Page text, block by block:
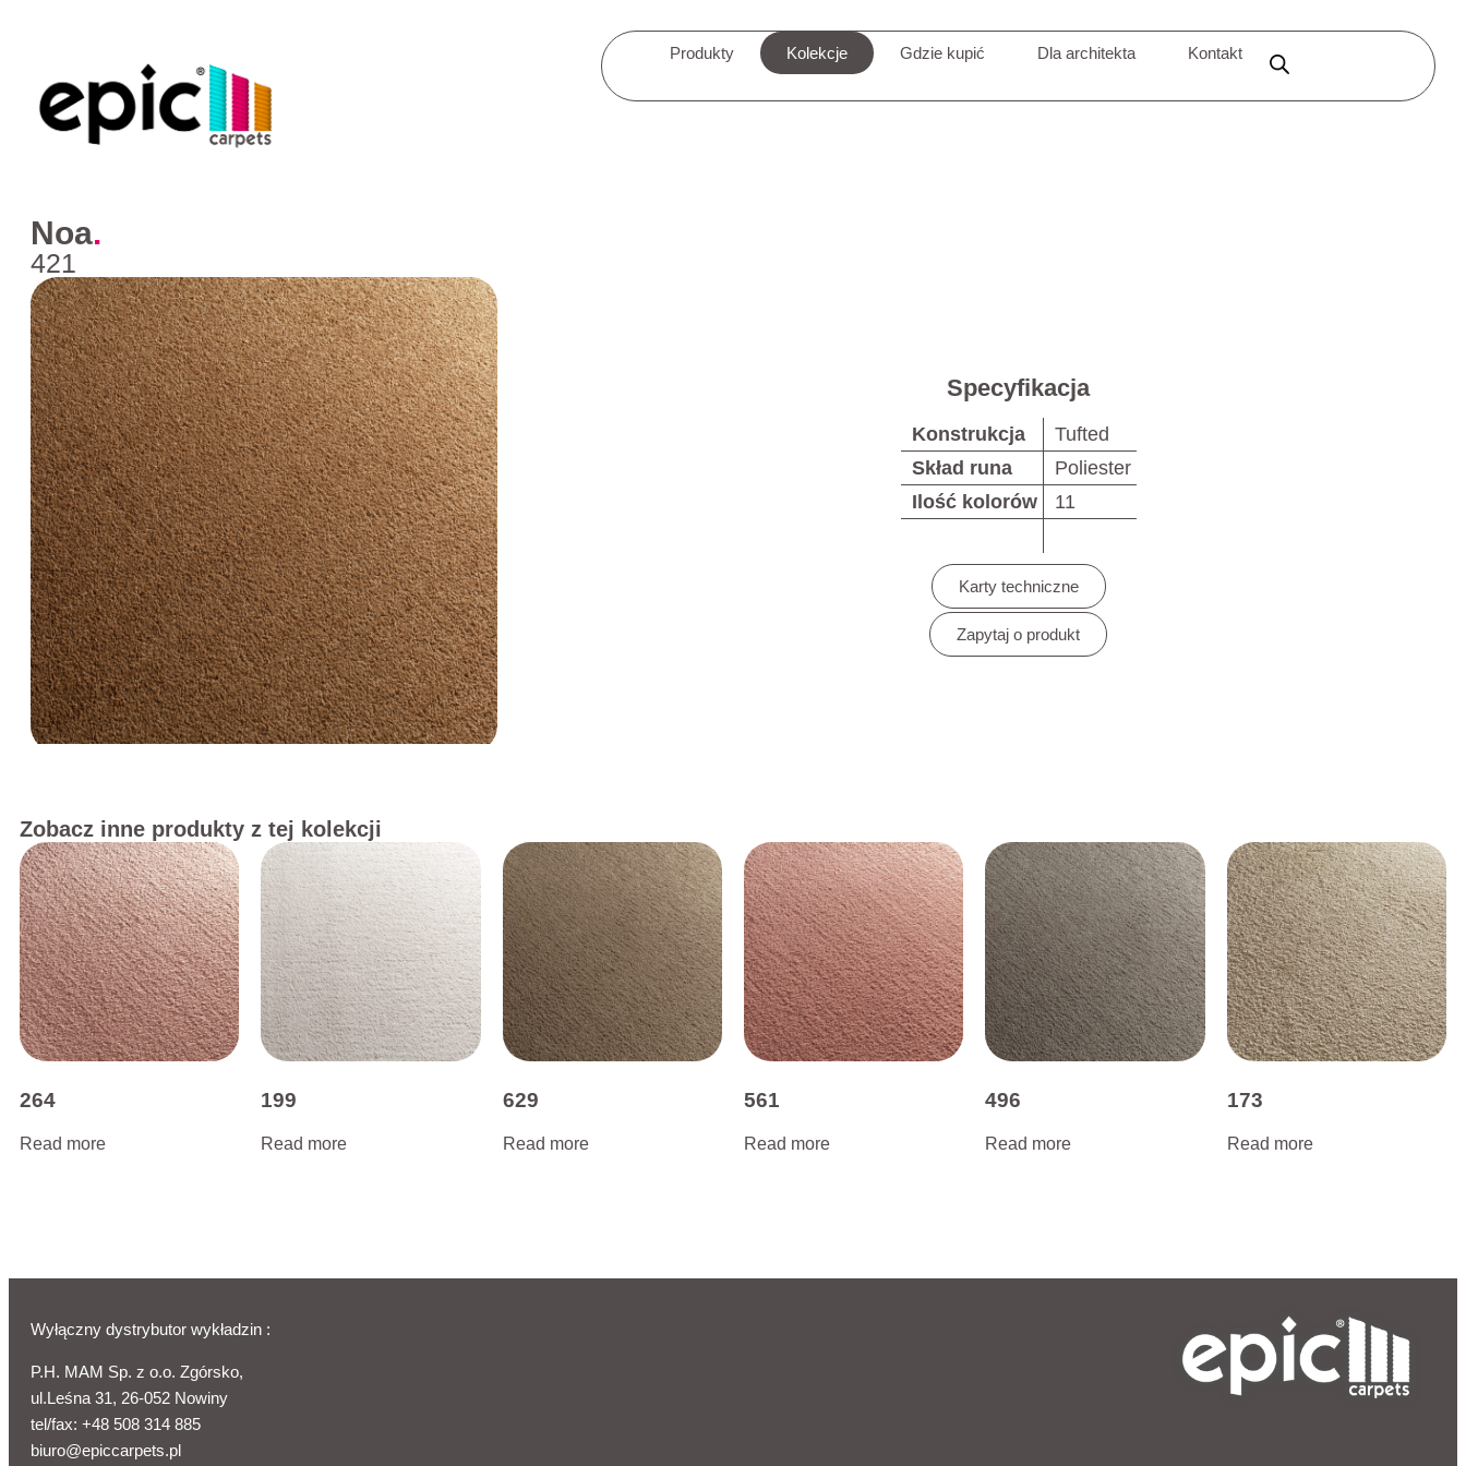
Produkty Kolekcje Gdzie kupić Dla architekta Kontakt
Noa.
421
Specyfikacja
Konstrukcja
Tufted
Skład runa
Poliester
Ilość kolorów
11
Karty techniczne
Zapytaj o produkt
Zobacz inne produkty z tej kolekcji
264
Read more
199
Read more
629
Read more
561
Read more
496
Read more
173
Read more
Wyłączny dystrybutor wykładzin :
P.H. MAM Sp. z o.o. Zgórsko,
ul.Leśna 31, 26-052 Nowiny
tel/fax: +48 508 314 885
biuro@epiccarpets.pl